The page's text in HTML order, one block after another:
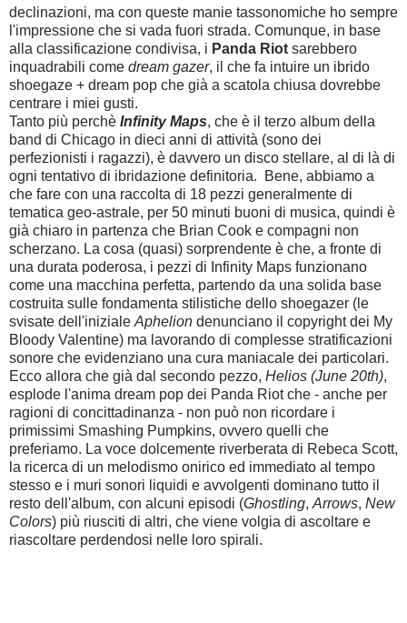
declinazioni, ma con queste manie tassonomiche ho sempre
l'impressione che si vada fuori strada. Comunque, in base
alla classificazione condivisa, i Panda Riot sarebbero
inquadrabili come dream gazer, il che fa intuire un ibrido
shoegaze + dream pop che già a scatola chiusa dovrebbe
centrare i miei gusti.
Tanto più perchè Infinity Maps, che è il terzo album della
band di Chicago in dieci anni di attività (sono dei
perfezionisti i ragazzi), è davvero un disco stellare, al di là di
ogni tentativo di ibridazione definitoria. Bene, abbiamo a
che fare con una raccolta di 18 pezzi generalmente di
tematica geo-astrale, per 50 minuti buoni di musica, quindi è
già chiaro in partenza che Brian Cook e compagni non
scherzano. La cosa (quasi) sorprendente è che, a fronte di
una durata poderosa, i pezzi di Infinity Maps funzionano
come una macchina perfetta, partendo da una solida base
costruita sulle fondamenta stilistiche dello shoegazer (le
svisate dell'iniziale Aphelion denunciano il copyright dei My
Bloody Valentine) ma lavorando di complesse stratificazioni
sonore che evidenziano una cura maniacale dei particolari.
Ecco allora che già dal secondo pezzo, Helios (June 20th),
esplode l'anima dream pop dei Panda Riot che - anche per
ragioni di concittadinanza - non può non ricordare i
primissimi Smashing Pumpkins, ovvero quelli che
preferiamo. La voce dolcemente riverberata di Rebeca Scott,
la ricerca di un melodismo onirico ed immediato al tempo
stesso e i muri sonori liquidi e avvolgenti dominano tutto il
resto dell'album, con alcuni episodi (Ghostling, Arrows, New
Colors) più riusciti di altri, che viene volgia di ascoltare e
riascoltare perdendosi nelle loro spirali.